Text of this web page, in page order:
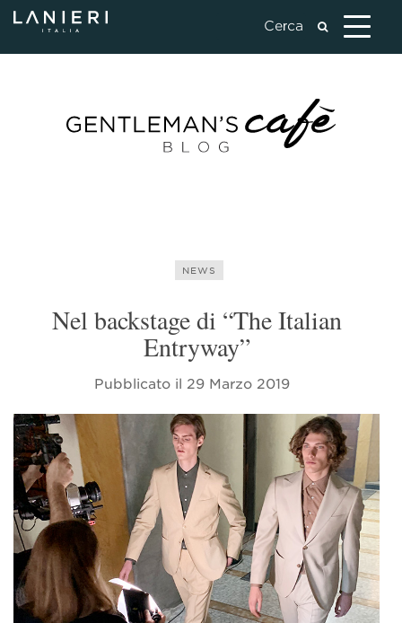
NEWS
Nel backstage di “The Italian
Entryway”
Pubblicato il 29 Marzo 2019